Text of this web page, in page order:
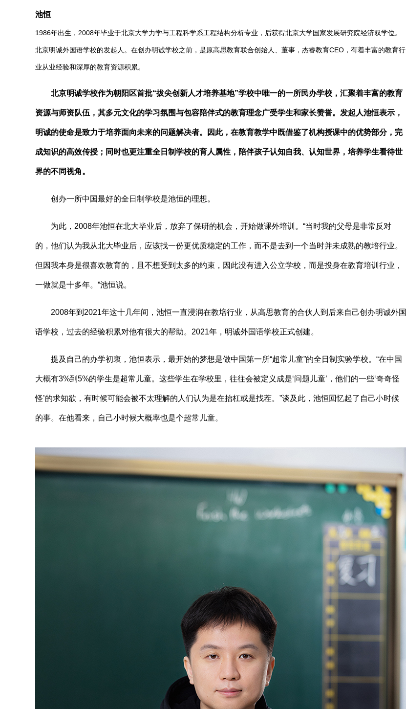
池恒
1986年出生，2008年毕业于北京大学力学与工程科学系工程结构分析专业，后获得北京大学国家发展研究院经济双学位。
北京明诚外国语学校的发起人。在创办明诚学校之前，是原高思教育联合创始人、董事，杰睿教育CEO，有着丰富的教育行
业从业经验和深厚的教育资源积累。
北京明诚学校作为朝阳区首批“拔尖创新人才培养基地”学校中唯一的一所民办学校，汇聚着丰富的教育
资源与师资队伍，其多元文化的学习氛围与包容陪伴式的教育理念广受学生和家长赞誉。发起人池恒表示，
明诚的使命是致力于培养面向未来的问题解决者。因此，在教育教学中既借鉴了机构授课中的优势部分，完
成知识的高效传授；同时也更注重全日制学校的育人属性，陪伴孩子认知自我、认知世界，培养学生看待世
界的不同视角。
创办一所中国最好的全日制学校是池恒的理想。
为此，2008年池恒在北大毕业后，放弃了保研的机会，开始做课外培训。“当时我的父母是非常反对
的，他们认为我从北大毕业后，应该找一份更优质稳定的工作，而不是去到一个当时并未成熟的教培行业。
但因我本身是很喜欢教育的，且不想受到太多的约束，因此没有进入公立学校，而是投身在教育培训行业，
一做就是十多年。”池恒说。
2008年到2021年这十几年间，池恒一直浸润在教培行业，从高思教育的合伙人到后来自己创办明诚外国
语学校，过去的经验积累对他有很大的帮助。2021年，明诚外国语学校正式创建。
提及自己的办学初衷，池恒表示，最开始的梦想是做中国第一所“超常儿童”的全日制实验学校。“在中国
大概有3%到5%的学生是超常儿童。这些学生在学校里，往往会被定义成是‘问题儿童’，他们的一些‘奇奇怪
怪’的求知欲，有时候可能会被不太理解的人们认为是在抬杠或是找茬。”谈及此，池恒回忆起了自己小时候
的事。在他看来，自己小时候大概率也是个超常儿童。